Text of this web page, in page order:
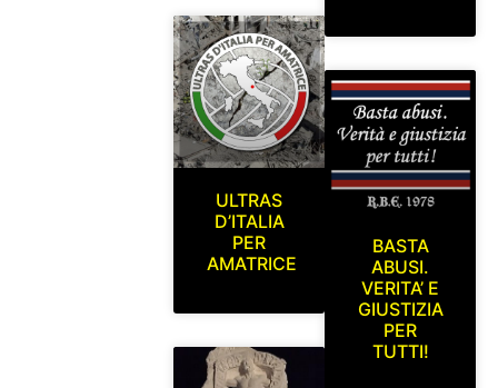
ULTRAS
D’ITALIA
PER
AMATRICE
BASTA
ABUSI.
VERITA’ E
GIUSTIZIA
PER
TUTTI!